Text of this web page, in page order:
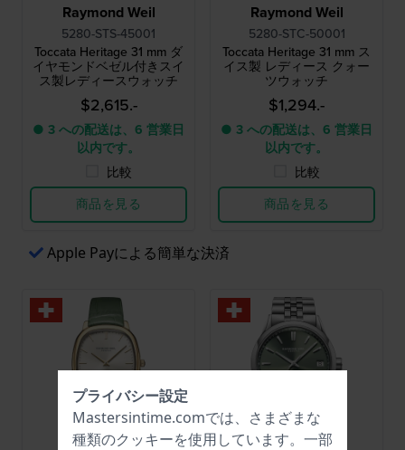
Raymond Weil
5280-STS-45001
Toccata Heritage 31 mm ダ
イヤモンドベゼル付きスイ
ス製レディースウォッチ
$2,615.-
● 3 への配送は、6 営業日
以内です。
比較
商品を見る
Raymond Weil
5280-STC-50001
Toccata Heritage 31 mm ス
イス製 レディース クォー
ツウォッチ
$1,294.-
● 3 への配送は、6 営業日
以内です。
比較
商品を見る
Apple Payによる簡単な決済
プライバシー設定
Mastersintime.comでは、さまざまな
種類のクッキーを使用しています。一部